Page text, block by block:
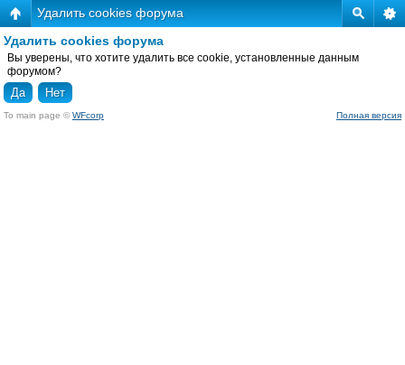
Удалить cookies форума
Удалить cookies форума
Вы уверены, что хотите удалить все cookie, установленные данным
форумом?
To main page © WFcorp Полная версия